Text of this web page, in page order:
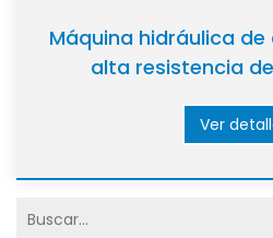
Máquina hidráulica
alta resistencia
Ver